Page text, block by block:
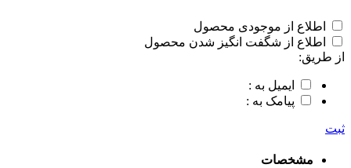
اطلاع از موجودی محصول
اطلاع از شگفت انگیز شدن محصول
از طریق:
ایمیل به :
پیامک به :
ثبت
مشخصات